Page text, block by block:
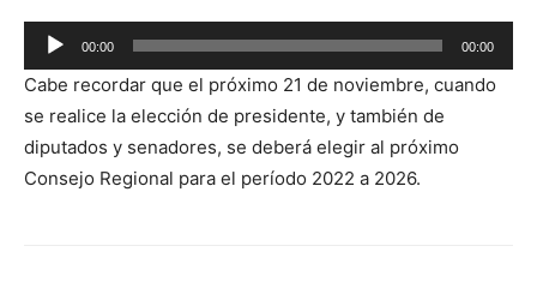
Reproductor
de
audio
00:00 00:00
Cabe recordar que el próximo 21 de noviembre, cuando
se realice la elección de presidente, y también de
diputados y senadores, se deberá elegir al próximo
Consejo Regional para el período 2022 a 2026.